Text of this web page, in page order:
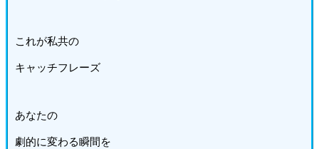
これが私共の
キャッチフレーズ
あなたの
劇的に変わる瞬間を